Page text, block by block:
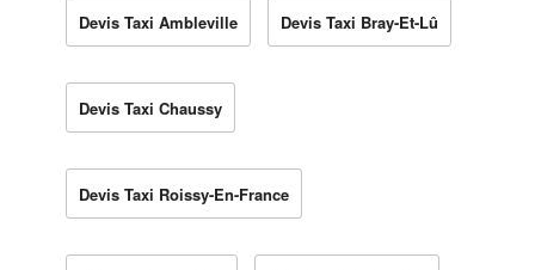
Devis Taxi Ambleville Devis Taxi Bray-Et-Lû
Devis Taxi Chaussy
Devis Taxi Roissy-En-France